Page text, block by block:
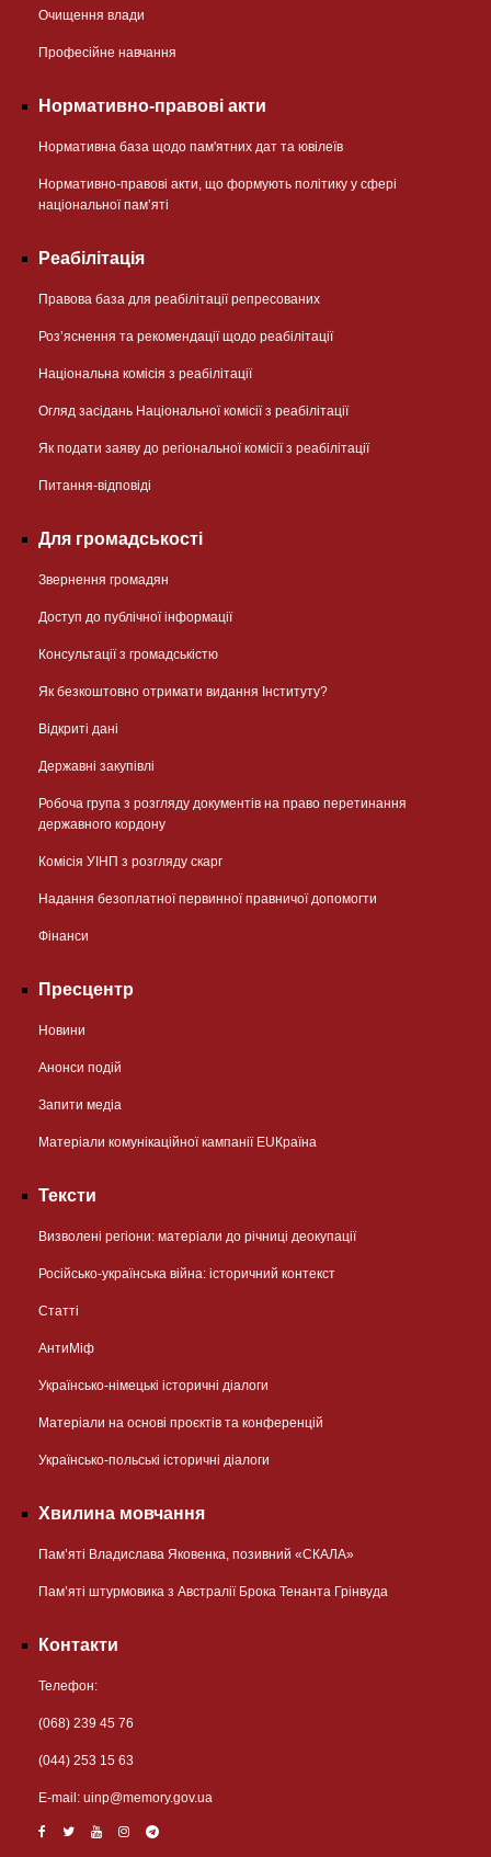
Очищення влади
Професійне навчання
Нормативно-правові акти
Нормативна база щодо пам'ятних дат та ювілеїв
Нормативно-правові акти, що формують політику у сфері
національної памʼяті
Реабілітація
Правова база для реабілітації репресованих
Розʼяснення та рекомендації щодо реабілітації
Національна комісія з реабілітації
Огляд засідань Національної комісії з реабілітації
Як подати заяву до регіональної комісії з реабілітації
Питання-відповіді
Для громадськості
Звернення громадян
Доступ до публічної інформації
Консультації з громадськістю
Як безкоштовно отримати видання Інституту?
Відкриті дані
Державні закупівлі
Робоча група з розгляду документів на право перетинання
державного кордону
Комісія УІНП з розгляду скарг
Надання безоплатної первинної правничої допомогти
Фінанси
Пресцентр
Новини
Анонси подій
Запити медіа
Матеріали комунікаційної кампанії EUКраїна
Тексти
Визволені регіони: матеріали до річниці деокупації
Російсько-українська війна: історичний контекст
Статті
АнтиМіф
Українсько-німецькі історичні діалоги
Матеріали на основі проєктів та конференцій
Українсько-польські історичні діалоги
Хвилина мовчання
Пам’яті Владислава Яковенка, позивний «СКАЛА»
Пам’яті штурмовика з Австралії Брока Тенанта Грінвуда
Контакти
Телефон:
(068) 239 45 76
(044) 253 15 63
Е-mail: uinp@memory.gov.ua